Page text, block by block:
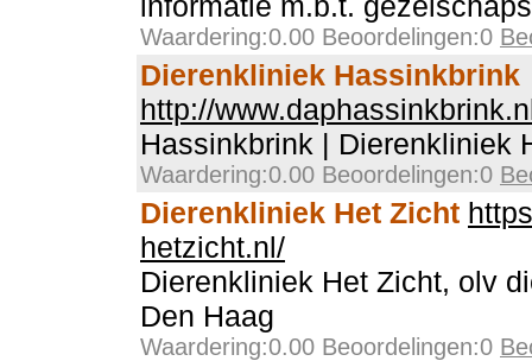
Waardering:0.00 Beoordelingen:0
Dierenkliniek Hassinkbrink
http://
Hassinkbrink | Dierenkliniek
Waardering:0.00 Beoordelingen:0
Dierenkliniek Het Zicht
hetzicht.nl/
Dierenkliniek Het Zicht, olv
Den Haag
Waardering:0.00 Beoordelingen:0